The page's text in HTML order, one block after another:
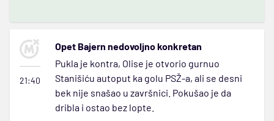
21:40
Opet Bajern nedovoljno konkretan
Pukla je kontra, Olise je otvorio gurnuo
Stanišiću autoput ka golu PSŽ-a, ali se desni
bek nije snašao u završnici. Pokušao je da
dribla i ostao bez lopte.